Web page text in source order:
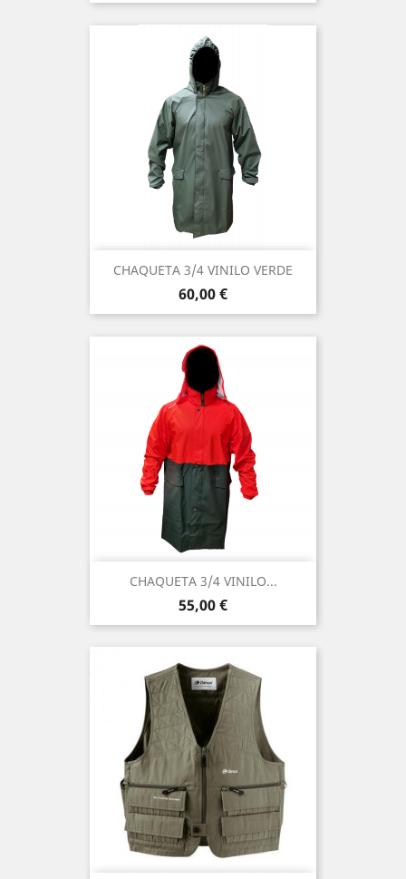
CHAQUETA 3/4 VINILO VERDE
Precio
60,00 €
CHAQUETA 3/4 VINILO...
Precio
55,00 €